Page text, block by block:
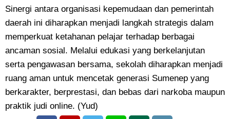
Sinergi antara organisasi kepemudaan dan pemerintah
daerah ini diharapkan menjadi langkah strategis dalam
memperkuat ketahanan pelajar terhadap berbagai
ancaman sosial. Melalui edukasi yang berkelanjutan
serta pengawasan bersama, sekolah diharapkan menjadi
ruang aman untuk mencetak generasi Sumenep yang
berkarakter, berprestasi, dan bebas dari narkoba maupun
praktik judi online. (Yud)